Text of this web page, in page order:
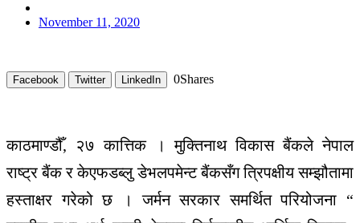
November 11, 2020
Facebook Twitter LinkedIn 0Shares
काठमाण्डौँ, २७ कात्तिक । मुक्तिनाथ विकास बैंकले नेपाल
राष्ट्र बैंक र केएफडब्लु डेभलपमेन्ट बैंकसँग त्रिपक्षीय सम्झौतामा
हस्ताक्षर गरेको छ । जर्मन सरकार समर्थित परियोजना “